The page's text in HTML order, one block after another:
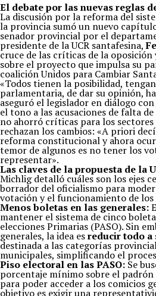
El debate por las nuevas reglas
La discusión por la reforma del
la provincia sumó un nuevo
senador provincial por el
presidente de la UCR santafesina,
cruce de las críticas de la
sobre el proyecto que impulsa su
coalición Unidos para Cambiar
«Todos tienen la posibilidad,
parlamentaria, de dar su opinión,
aseguró el legislador en diálogo con
el tono a las acusaciones de falta
no ahorró críticas para los
rechazan los cambios: «A priori
reforma constitucional y ahora
temor de algunos es no tener los
representar».
Las claves de la propuesta de la
Michlig detalló cuáles son los ejes
borrador del oficialismo para
votación y el funcionamiento de
Menos boletas en las generales:
mantener el sistema de cinco
elecciones Primarias (PASO). Sin
generales, la idea esreducir todo a
destinada a las categorías
municipales, simplificando el
Piso electoral en las PASO: Se
porcentaje mínimo sobre el
para poder acceder a los comicios
objetivo es exigir una